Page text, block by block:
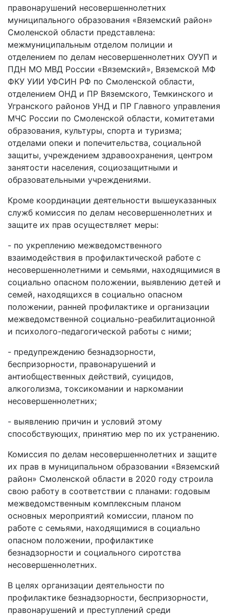
правонарушений несовершеннолетних
муниципального образования «Вяземский район»
Смоленской области представлена:
межмуниципальным отделом полиции и
отделением по делам несовершеннолетних ОУУП и
ПДН МО МВД России «Вяземский», Вяземской МФ
ФКУ УИИ УФСИН РФ по Смоленской области,
отделением ОНД и ПР Вяземского, Темкинского и
Угранского районов УНД и ПР Главного управления
МЧС России по Смоленской области, комитетами
образования, культуры, спорта и туризма;
отделами опеки и попечительства, социальной
защиты, учреждением здравоохранения, центром
занятости населения, социозащитными и
образовательными учреждениями.
Кроме координации деятельности вышеуказанных
служб комиссия по делам несовершеннолетних и
защите их прав осуществляет меры:
- по укреплению межведомственного
взаимодействия в профилактической работе с
несовершеннолетними и семьями, находящимися в
социально опасном положении, выявлению детей и
семей, находящихся в социально опасном
положении, ранней профилактике и организации
межведомственной социально-реабилитационной
и психолого-педагогической работы с ними;
- предупреждению безнадзорности,
беспризорности, правонарушений и
антиобщественных действий, суицидов,
алкоголизма, токсикомании и наркомании
несовершеннолетних;
- выявлению причин и условий этому
способствующих, принятию мер по их устранению.
Комиссия по делам несовершеннолетних и защите
их прав в муниципальном образовании «Вяземский
район» Смоленской области в 2020 году строила
свою работу в соответствии с планами: годовым
межведомственным комплексным планом
основных мероприятий комиссии, планом по
работе с семьями, находящимися в социально
опасном положении, профилактике
безнадзорности и социального сиротства
несовершеннолетних.
В целях организации деятельности по
профилактике безнадзорности, беспризорности,
правонарушений и преступлений среди